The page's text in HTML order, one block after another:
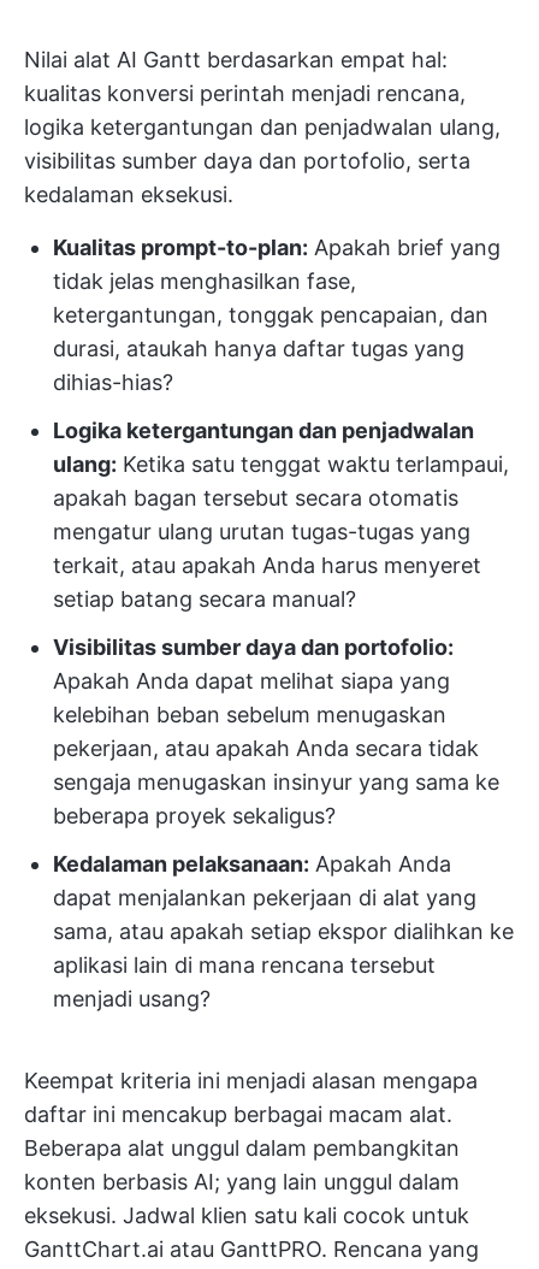
Nilai alat AI Gantt berdasarkan empat hal:
kualitas konversi perintah menjadi rencana,
logika ketergantungan dan penjadwalan ulang,
visibilitas sumber daya dan portofolio, serta
kedalaman eksekusi.
Kualitas prompt-to-plan: Apakah brief yang
tidak jelas menghasilkan fase,
ketergantungan, tonggak pencapaian, dan
durasi, ataukah hanya daftar tugas yang
dihias-hias?
Logika ketergantungan dan penjadwalan
ulang: Ketika satu tenggat waktu terlampaui,
apakah bagan tersebut secara otomatis
mengatur ulang urutan tugas-tugas yang
terkait, atau apakah Anda harus menyeret
setiap batang secara manual?
Visibilitas sumber daya dan portofolio:
Apakah Anda dapat melihat siapa yang
kelebihan beban sebelum menugaskan
pekerjaan, atau apakah Anda secara tidak
sengaja menugaskan insinyur yang sama ke
beberapa proyek sekaligus?
Kedalaman pelaksanaan: Apakah Anda
dapat menjalankan pekerjaan di alat yang
sama, atau apakah setiap ekspor dialihkan ke
aplikasi lain di mana rencana tersebut
menjadi usang?
Keempat kriteria ini menjadi alasan mengapa
daftar ini mencakup berbagai macam alat.
Beberapa alat unggul dalam pembangkitan
konten berbasis AI; yang lain unggul dalam
eksekusi. Jadwal klien satu kali cocok untuk
GanttChart.ai atau GanttPRO. Rencana yang